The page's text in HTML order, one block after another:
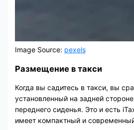
Image Source: pexels
Размещение в такси
Когда вы садитесь в такси, вы
установленный на задней
переднего сиденья. Это и есть
имеет компактный и